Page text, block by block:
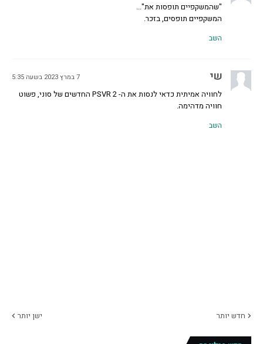
"שהמשקפיים תופסות את"...
המשקפיים תופסים, בזכר.
השב
שי 7 במרץ 2023 בשעה 5:35
לחוויה אמיתית כדאי לנסות את ה- PSVR 2 החדשים של סוני, פשוט
חוויה מדהימה.
השב
חדש יותר ישן יותר